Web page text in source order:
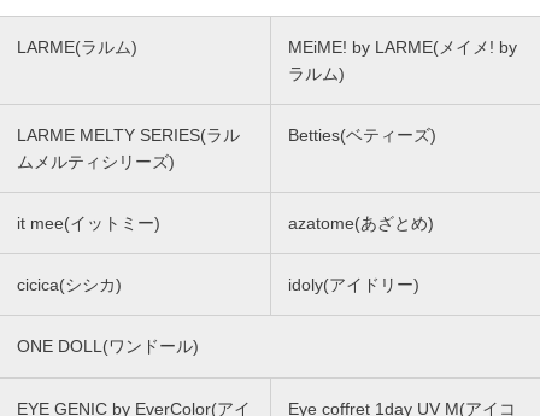
LARME(ラルム)
MEiME! by LARME(メイメ! by
ラルム)
LARME MELTY SERIES(ラル
ムメルティシリーズ)
Betties(ベティーズ)
it mee(イットミー) azatome(あざとめ)
cicica(シシカ) idoly(アイドリー)
ONE DOLL(ワンドール)
EYE GENIC by EverColor(アイ
Eye coffret 1day UV M(アイコ